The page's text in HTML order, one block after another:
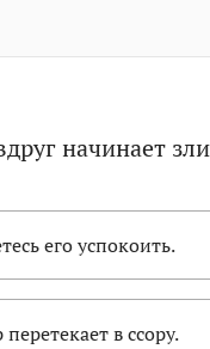
начинает
его успокоить.
в ссору.